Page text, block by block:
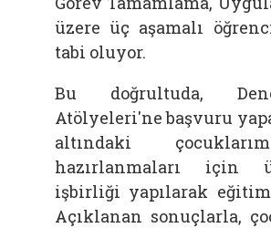
üzere üç aşamalı
tabi oluyor.
Bu doğrultuda,
Atölyeleri'ne başvuru
altındaki
hazırlanmaları için
işbirliği yapılarak eğitim
Açıklanan sonuçlarla,